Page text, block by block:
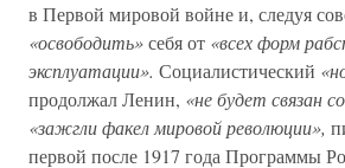
в Первой мировой войне и, следуя
«освободить»себя от «всех форм
эксплуатации». Социалистический
продолжал Ленин, «не будет связан
«зажгли факел мировой революции»,
первой после 1917 года Программы